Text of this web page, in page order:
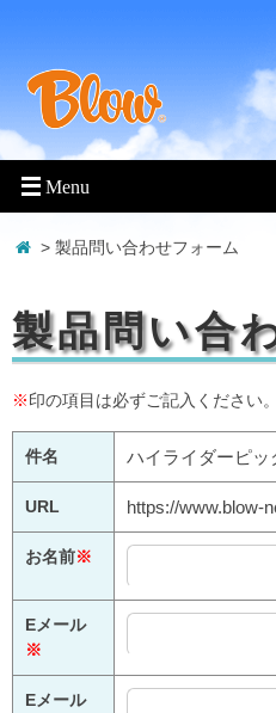
> 製品問い合わせフォーム
製品問い合
※印の項目は必ずご記入ください。
件名 ハイライダーピ
URL https://www.blow-
お名前※
Eメール
※
Eメール